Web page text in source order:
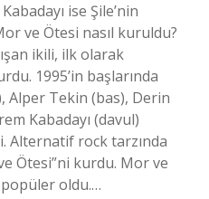
ise Şile’nin
ve Ötesi nasıl kuruldu?
ikili, ilk olarak
1995’in başlarında
Alper Tekin (bas), Derin
Kabadayı (davul)
Alternatif rock tarzında
Ötesi”ni kurdu. Mor ve
popüler oldu.…